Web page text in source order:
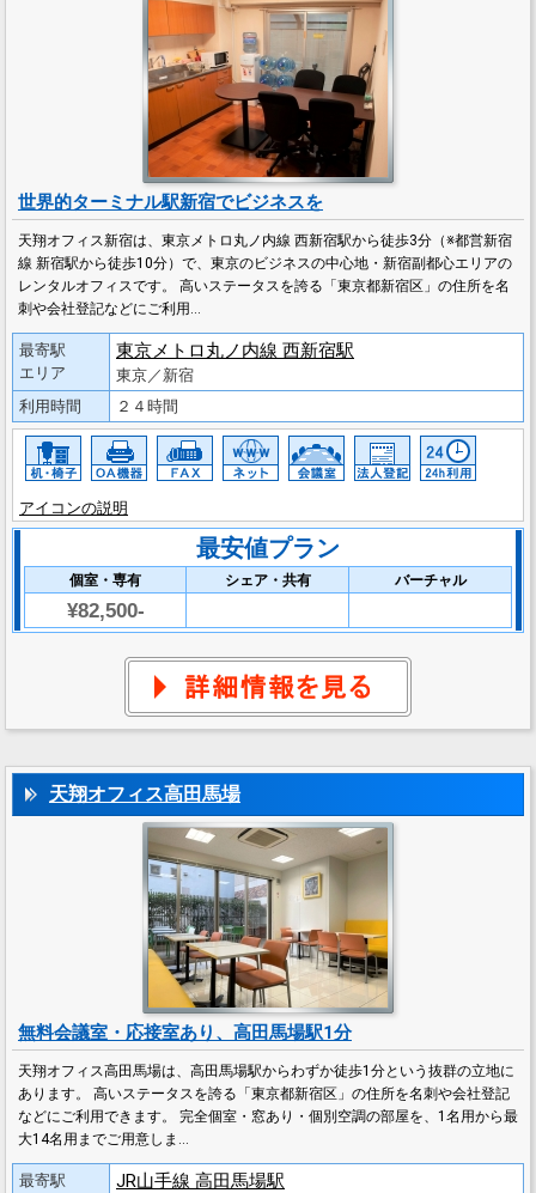
世界的ターミナル駅新宿でビジネスを
天翔オフィス新宿は、東京メトロ丸ノ内線 西新宿駅から徒歩3分（※都営新宿
線 新宿駅から徒歩10分）で、東京のビジネスの中心地・新宿副都心エリアの
レンタルオフィスです。 高いステータスを誇る「東京都新宿区」の住所を名
刺や会社登記などにご利用…
最寄駅
エリア
東京メトロ丸ノ内線 西新宿駅
東京／新宿
利用時間
２４時間
アイコンの説明
最安値プラン
個室・専有 シェア・共有 バーチャル
¥82,500-
天翔オフィス高田馬場
無料会議室・応接室あり、高田馬場駅1分
天翔オフィス高田馬場は、高田馬場駅からわずか徒歩1分という抜群の立地に
あります。 高いステータスを誇る「東京都新宿区」の住所を名刺や会社登記
などにご利用できます。 完全個室・窓あり・個別空調の部屋を、1名用から最
大14名用までご用意しま…
最寄駅
JR山手線 高田馬場駅